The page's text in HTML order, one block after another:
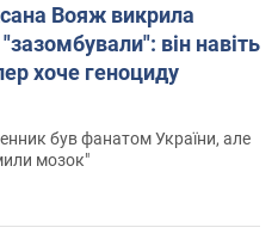
Вояж викрила
він навіть
хоче геноциду
був фанатом України, але
мозок"